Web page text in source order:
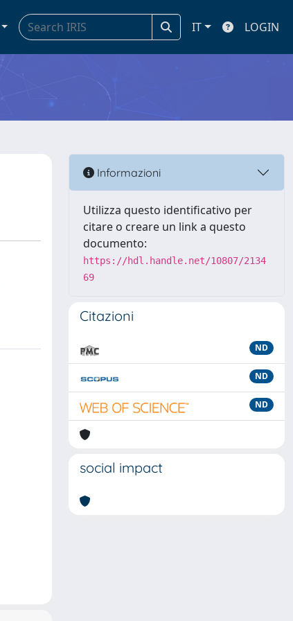
IT LOGIN
Informazioni
Utilizza questo identificativo per
citare o creare un link a questo
documento:
https://hdl.handle.net/10807/2134
69
Citazioni
ND
ND
ND
social impact